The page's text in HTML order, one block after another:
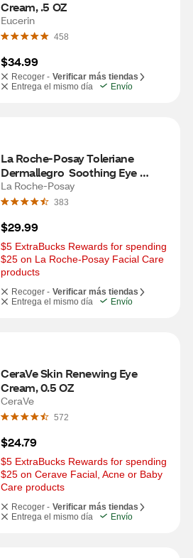
Cream, .5 OZ
Eucerin
458
$34.99
Recoger - Verificar más tiendas
Entrega el mismo día
Envío
La Roche-Posay Toleriane
Dermallegro  Soothing Eye
Cream for Sensitive Skin
La Roche-Posay
383
$29.99
$5 ExtraBucks Rewards for spending
$25 on La Roche-Posay Facial Care
products
Recoger - Verificar más tiendas
Entrega el mismo día
Envío
CeraVe Skin Renewing Eye
Cream, 0.5 OZ
CeraVe
572
$24.79
$5 ExtraBucks Rewards for spending
$25 on Cerave Facial, Acne or Baby
Care products
Recoger - Verificar más tiendas
Entrega el mismo día
Envío